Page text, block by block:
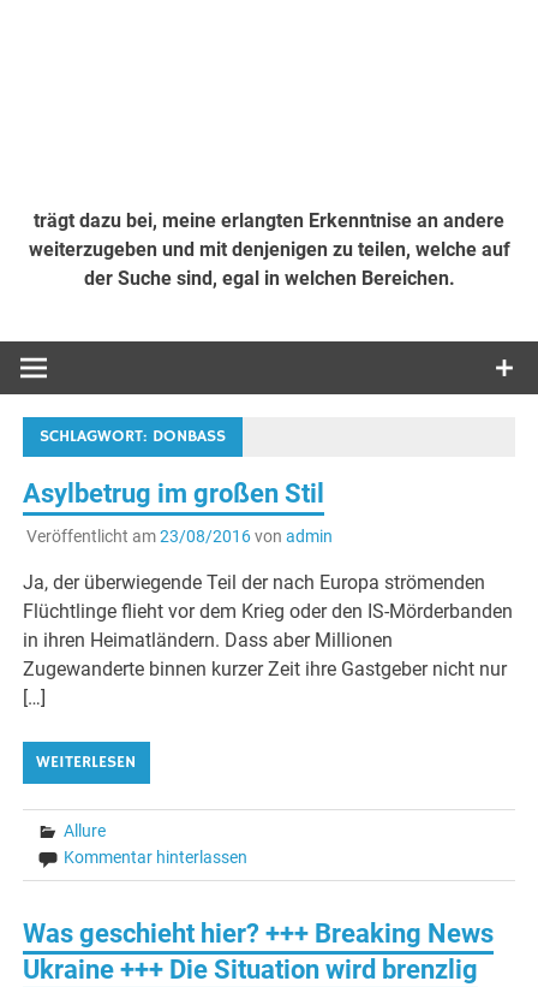
trägt dazu bei, meine erlangten Erkenntnise an andere
weiterzugeben und mit denjenigen zu teilen, welche auf
der Suche sind, egal in welchen Bereichen.
SCHLAGWORT: DONBASS
Asylbetrug im großen Stil
Veröffentlicht am23/08/2016von admin
Ja, der überwiegende Teil der nach Europa strömenden
Flüchtlinge flieht vor dem Krieg oder den IS-Mörderbanden
in ihren Heimatländern. Dass aber Millionen
Zugewanderte binnen kurzer Zeit ihre Gastgeber nicht nur
[…]
WEITERLESEN
Allure
Kommentar hinterlassen
Was geschieht hier? +++ Breaking News
Ukraine +++ Die Situation wird brenzlig